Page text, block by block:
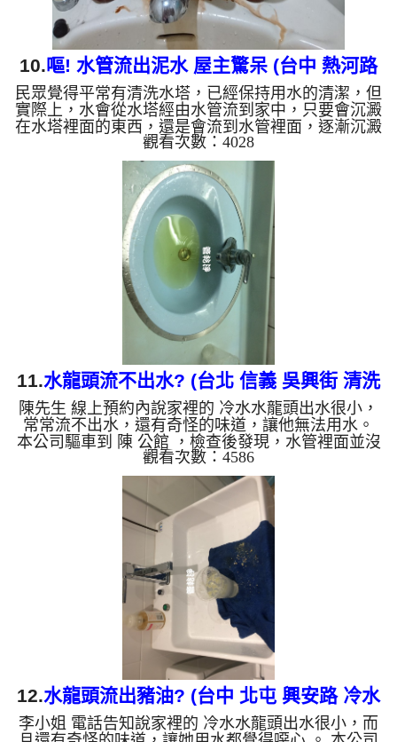
10.嘔! 水管流出泥水 屋主驚呆 (台中 熱河路
洗水管)
民眾覺得平常有清洗水塔，已經保持用水的清潔，但
實際上，水會從水塔經由水管流到家中，只要會沉澱
在水塔裡面的東西，還是會流到水管裡面，逐漸沉澱
堵塞。 民眾有定期洗水塔的觀念，但你知道水管也
需要清洗嗎？全台的房屋，早期水管材質幾乎都是鐵
管或鍍鋅銅容易生鏽、沉積水垢，就算是新的大樓，
如果水管不清洗，一樣會藏汙納垢，因為廠商在施工
時，一樣會有髒東西掉入，這時 清洗水管 ，常常會
洗出灰黑色的髒臭水，有時候會洗出呈現深棕色，甚
至還有洗出綠色、藍色的髒水。 當天，本公司為屋
主陳先生進行 洗水管 作業...
觀看次數：4028
11.水龍頭流不出水? (台北 信義 吳興街 清洗
水管)
陳先生 線上預約內說家裡的 冷水水龍頭出水很小，
常常流不出水，還有奇怪的味道，讓他無法用水。
本公司驅車到 陳 公館 ，檢查後發現，水管裡面並沒
發現什麼，裝上機器開始洗水管。 沒多久水龍頭管
路就噴出黑黑的液體，看起來跟石油一樣，一開始水
都出不來，如下圖及影片。 水管裡的髒東西不斷流
出來，水的顏色慢慢變成透明，髒東西也越來越少，
最後變成乾淨的清水。 清洗水管 是利用 高週波脈衝
式水管清洗機 ，將檸檬酸打入水管，讓水管管壁的
鐵鏽及生物膜軟化，透過空氣與水混合，產生阻力，
這時高...
觀看次數：4586
12.水龍頭流出豬油? (台中 北屯 興安路 冷水
堵塞 )
李小姐 電話告知說家裡的 冷水水龍頭出水很小，而